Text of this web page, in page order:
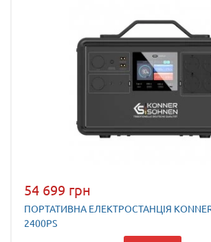
54 699 грн
ПОРТАТИВНА ЕЛЕКТРОСТАНЦІЯ
2400PS